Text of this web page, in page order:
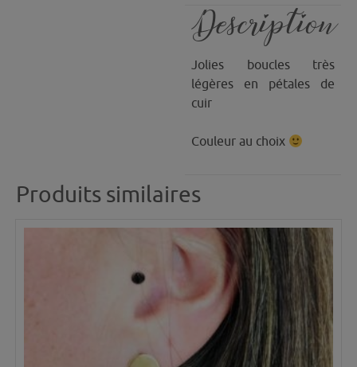
Description
Jolies boucles très
légères en pétales de
cuir
Couleur au choix
Produits similaires